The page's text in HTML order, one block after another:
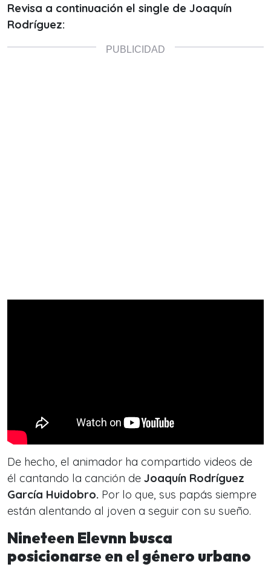
Revisa a continuación el single de Joaquín
Rodríguez:
De hecho, el animador ha compartido videos de
él cantando la canción de Joaquín Rodríguez
García Huidobro. Por lo que, sus papás siempre
están alentando al joven a seguir con su sueño.
Nineteen Elevnn busca
posicionarse en el género urbano